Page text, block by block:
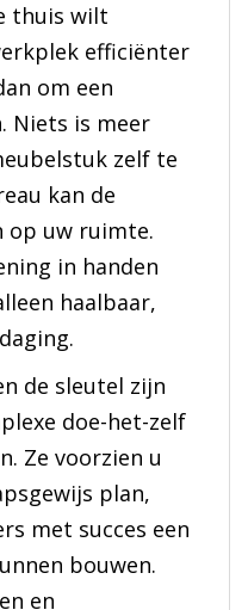
thuis wilt
efficiënter
om een
Niets is meer
zelf te
kan de
op uw ruimte.
in handen
haalbaar,
de sleutel zijn
doe-het-zelf
Ze voorzien u
plan,
met succes een
bouwen.
en